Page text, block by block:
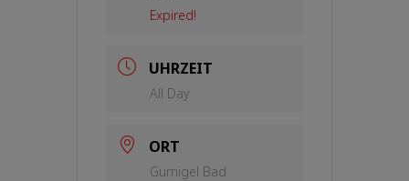
Expired!
UHRZEIT
All Day
ORT
Gurnigel Bad